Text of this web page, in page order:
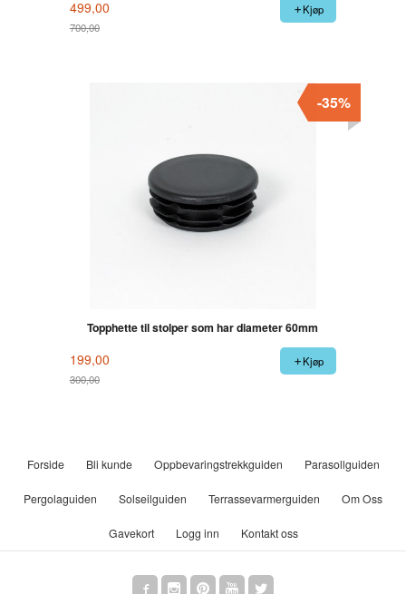
499,00
700,00
Kjøp
Topphette til stolper som har diameter 60mm
199,00
300,00
-35%
Kjøp
Forside Bli kunde Oppbevaringstrekkguiden Parasollguiden
Pergolaguiden Solseilguiden Terrassevarmerguiden Om Oss
Gavekort Logg inn Kontakt oss